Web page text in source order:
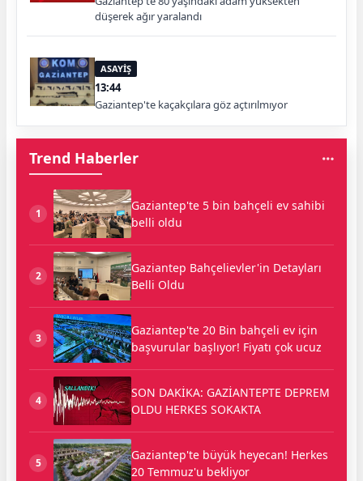
düşerek ağır yaralandı
ASAYİŞ
13:44
Gaziantep'te kaçakçılara göz açtırılmıyor
Trend Haberler
1
Gaziantep'te 5 bin bahçeli ev sahibi
belli oldu
2
Gaziantep Bahçelievler'in Detayları
Belli Oldu
3
Gaziantep'te 20 Bin bahçeli ev için
başvurular başlıyor! Fiyatı çok ucuz
4
SON DAKİKA: GAZİANTEPTE DEPREM
OLDU HERKES SOKAKTA
5
Gaziantep'te büyük heyecan! Herkes
20 Temmuz'u bekliyor